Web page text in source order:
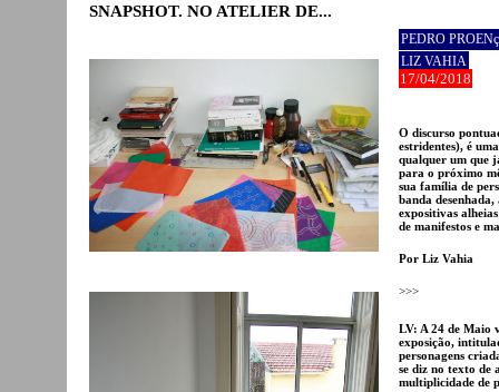
SNAPSHOT. NO ATELIER DE...
PEDRO
LIZ VAHIA
17/04/2018
O discurso
estridentes), é
qualquer um que
para o próximo
sua família de
banda
expositivas
de manifestos e
Por Liz Vahia
>>>
LV: A 24 de Maio
exposição,
personagens
se diz no texto de
multiplicidade de